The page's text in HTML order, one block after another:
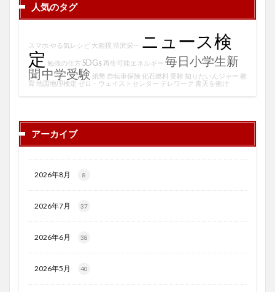
人気のタグ
スマホ やる気レシピ 大相撲 渋沢栄一 ニュース検
定 勉強の仕方 SDGs 再生可能エネルギー 毎日小学生新
聞中学受験 紙幣 自転車保険 化石燃料 受験 知りたいんジャー 教
育 地図地理検定 ゼロ・ウェイストセンター テレワーク 青天を衝け
アーカイブ
2026年8月 8
2026年7月 37
2026年6月 38
2026年5月 40